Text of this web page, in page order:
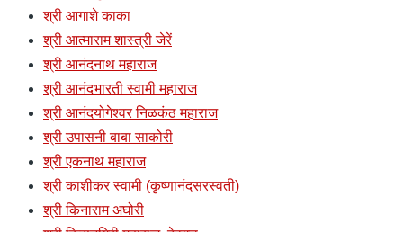
श्री आगाशे काका
श्री आत्माराम शास्त्री जेरें
श्री आनंदनाथ महाराज
श्री आनंदभारती स्वामी महाराज
श्री आनंदयोगेश्वर निळकंठ महाराज
श्री उपासनी बाबा साकोरी
श्री एकनाथ महाराज
श्री काशीकर स्वामी (कृष्णानंदसरस्वती)
श्री किनाराम अघोरी